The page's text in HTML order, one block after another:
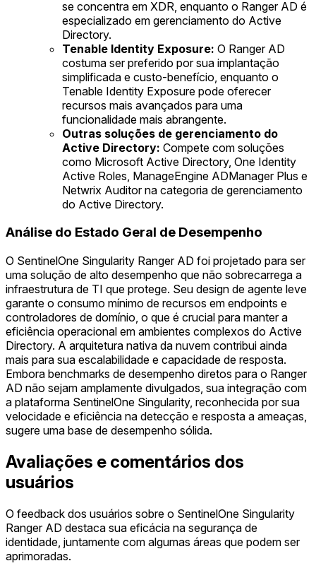
se concentra em XDR, enquanto o Ranger AD é
especializado em gerenciamento do Active
Directory.
Tenable Identity Exposure: O Ranger AD
costuma ser preferido por sua implantação
simplificada e custo-benefício, enquanto o
Tenable Identity Exposure pode oferecer
recursos mais avançados para uma
funcionalidade mais abrangente.
Outras soluções de gerenciamento do
Active Directory: Compete com soluções
como Microsoft Active Directory, One Identity
Active Roles, ManageEngine ADManager Plus e
Netwrix Auditor na categoria de gerenciamento
do Active Directory.
Análise do Estado Geral de Desempenho
O SentinelOne Singularity Ranger AD foi projetado para ser
uma solução de alto desempenho que não sobrecarrega a
infraestrutura de TI que protege. Seu design de agente leve
garante o consumo mínimo de recursos em endpoints e
controladores de domínio, o que é crucial para manter a
eficiência operacional em ambientes complexos do Active
Directory. A arquitetura nativa da nuvem contribui ainda
mais para sua escalabilidade e capacidade de resposta.
Embora benchmarks de desempenho diretos para o Ranger
AD não sejam amplamente divulgados, sua integração com
a plataforma SentinelOne Singularity, reconhecida por sua
velocidade e eficiência na detecção e resposta a ameaças,
sugere uma base de desempenho sólida.
Avaliações e comentários dos
usuários
O feedback dos usuários sobre o SentinelOne Singularity
Ranger AD destaca sua eficácia na segurança de
identidade, juntamente com algumas áreas que podem ser
aprimoradas.